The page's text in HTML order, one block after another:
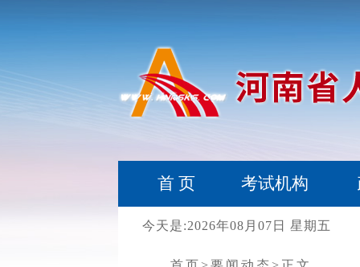
首 页 考试机构
今天是:2026年08月07日 星期五